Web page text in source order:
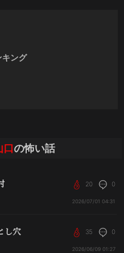
キング
口の怖い話
20 0
2026/07/01 04:31
し穴 35 0
2026/06/09 01:27